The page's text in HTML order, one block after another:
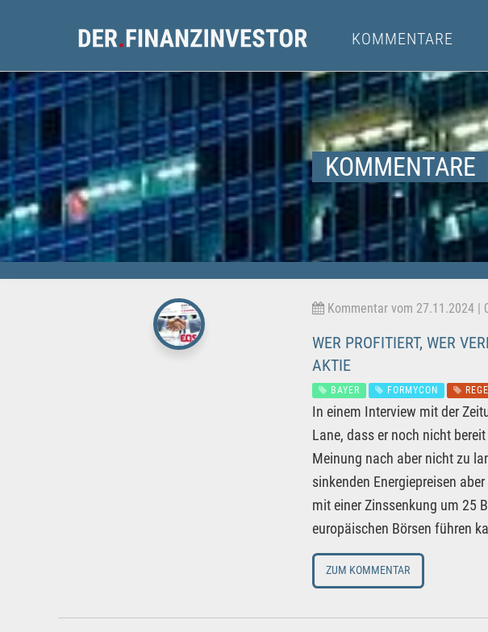
KOMMENTARE
KOMMENTARE
Kommentar vom 27.11.2024 |
WER PROFITIERT, WER
AKTIE
BAYER FORMYCON
In einem Interview mit der
Lane, dass er noch nicht
Meinung nach aber nicht zu
sinkenden Energiepreisen
mit einer Zinssenkung um 25
europäischen Börsen führen
ZUM KOMMENTAR